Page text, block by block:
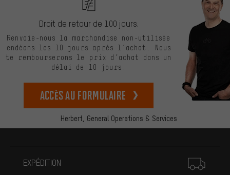
Herbert, General Operations & Services
Droit de retour de 100 jours.
Renvoie-nous la marchandise non-utilisée
endéans les 10 jours après l’achat. Nous
te rembourserons le prix d’achat dans un
délai de 10 jours.
Accès au formulaire
EXPÉDITION